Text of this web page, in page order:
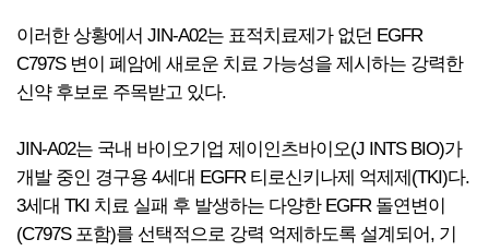
이러한 상황에서 JIN-A02는 표적치료제가 없던 EGFR
C797S 변이 폐암에 새로운 치료 가능성을 제시하는 강력한
신약 후보로 주목받고 있다.
JIN-A02는 국내 바이오기업 제이인츠바이오(J INTS BIO)가
개발 중인 경구용 4세대 EGFR 티로신키나제 억제제(TKI)다.
3세대 TKI 치료 실패 후 발생하는 다양한 EGFR 돌연변이
(C797S 포함)를 선택적으로 강력 억제하도록 설계되어, 기